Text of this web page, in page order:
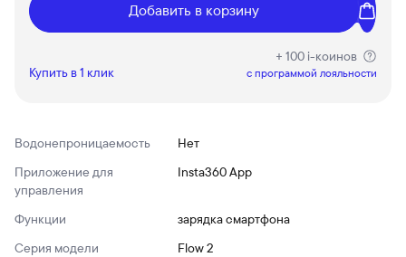
Добавить в корзину
Купить в 1 клик
+ 100 i-коинов
c программой лояльности
Водонепроницаемость
Нет
Приложение для
управления
Insta360 App
Функции
зарядка смартфона
Серия модели
Flow 2